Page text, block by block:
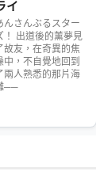
イ
んさんぶるスター
！ 出道後的薰夢見
故友，在奇異的焦
中，不自覺地回到
兩人熟悉的那片海
──